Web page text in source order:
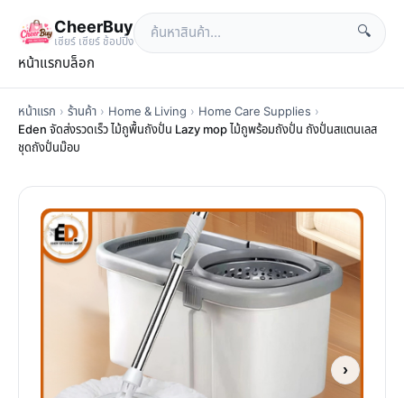
CheerBuy
เซียร์ เซียร์ ช้อปปิ้ง
🔍
หน้าแรกบล็อก
หน้าแรก › ร้านค้า › Home & Living › Home Care Supplies ›
Eden จัดส่งรวดเร็ว ไม้ถูพื้นถังปั่น Lazy mop ไม้ถูพร้อมถังปั่น ถังปั่นสแตนเลส
ชุดถังปั่นม๊อบ
›